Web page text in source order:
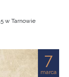
w Tarnowie
7
marca